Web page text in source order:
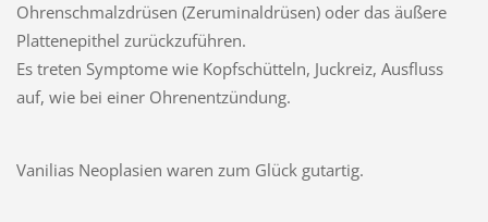
Ohrenschmalzdrüsen (Zeruminaldrüsen) oder das äußere
Plattenepithel zurückzuführen.
Es treten Symptome wie Kopfschütteln, Juckreiz, Ausfluss
auf, wie bei einer Ohrenentzündung.
Vanilias Neoplasien waren zum Glück gutartig.